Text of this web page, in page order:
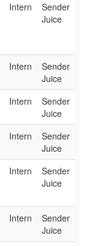
Intern
Sender
Juice
Intern
Sender
Juice
Intern
Sender
Juice
Intern
Sender
Juice
Intern
Sender
Juice
Intern
Sender
Juice